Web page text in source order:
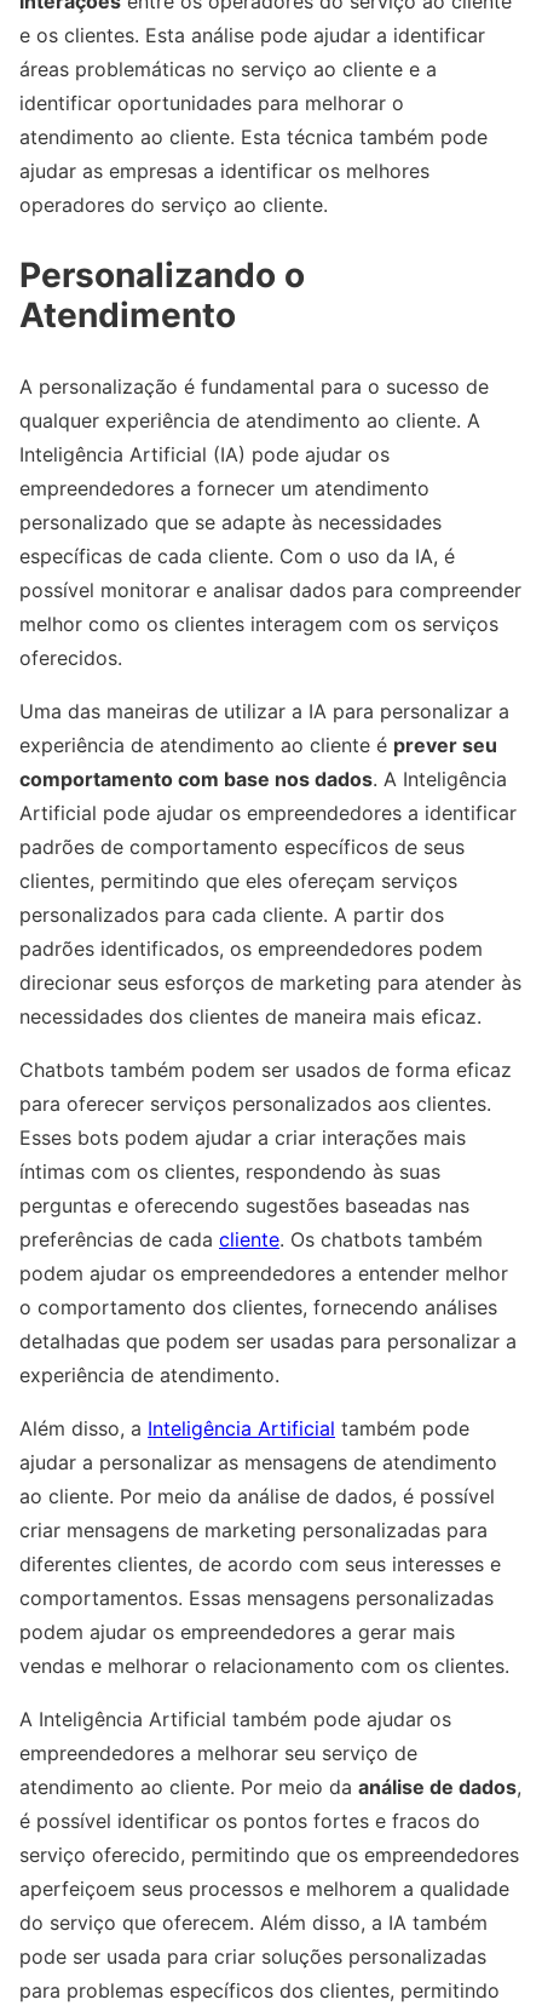
e os clientes. Esta análise pode ajudar a identificar
áreas problemáticas no serviço ao cliente e a
identificar oportunidades para melhorar o
atendimento ao cliente. Esta técnica também pode
ajudar as empresas a identificar os melhores
operadores do serviço ao cliente.
Personalizando o
Atendimento
A personalização é fundamental para o sucesso de
qualquer experiência de atendimento ao cliente. A
Inteligência Artificial (IA) pode ajudar os
empreendedores a fornecer um atendimento
personalizado que se adapte às necessidades
específicas de cada cliente. Com o uso da IA, é
possível monitorar e analisar dados para compreender
melhor como os clientes interagem com os serviços
oferecidos.
Uma das maneiras de utilizar a IA para personalizar a
experiência de atendimento ao cliente é prever seu
comportamento com base nos dados. A Inteligência
Artificial pode ajudar os empreendedores a identificar
padrões de comportamento específicos de seus
clientes, permitindo que eles ofereçam serviços
personalizados para cada cliente. A partir dos
padrões identificados, os empreendedores podem
direcionar seus esforços de marketing para atender às
necessidades dos clientes de maneira mais eficaz.
Chatbots também podem ser usados ​​de forma eficaz
para oferecer serviços personalizados aos clientes.
Esses bots podem ajudar a criar interações mais
íntimas com os clientes, respondendo às suas
perguntas e oferecendo sugestões baseadas nas
preferências de cada cliente. Os chatbots também
podem ajudar os empreendedores a entender melhor
o comportamento dos clientes, fornecendo análises
detalhadas que podem ser usadas para personalizar a
experiência de atendimento.
Além disso, a Inteligência Artificial também pode
ajudar a personalizar as mensagens de atendimento
ao cliente. Por meio da análise de dados, é possível
criar mensagens de marketing personalizadas para
diferentes clientes, de acordo com seus interesses e
comportamentos. Essas mensagens personalizadas
podem ajudar os empreendedores a gerar mais
vendas e melhorar o relacionamento com os clientes.
A Inteligência Artificial também pode ajudar os
empreendedores a melhorar seu serviço de
atendimento ao cliente. Por meio da análise de dados,
é possível identificar os pontos fortes e fracos do
serviço oferecido, permitindo que os empreendedores
aperfeiçoem seus processos e melhorem a qualidade
do serviço que oferecem. Além disso, a IA também
pode ser usada para criar soluções personalizadas
para problemas específicos dos clientes, permitindo